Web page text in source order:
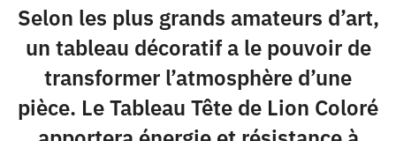
Selon les plus grands amateurs d’art,
un tableau décoratif a le pouvoir de
transformer l’atmosphère d’une
pièce. Le Tableau Tête de Lion Coloré